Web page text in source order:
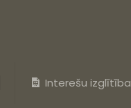
Interešu izglītība